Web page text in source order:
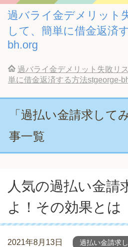
過バライ金デメリット
して、簡単に借金返済
bh.org
過バライ金デメリット失敗リ
単に借金返済する方法stgeorge-
「過払い金請求して
事一覧
人気の過払い金請
よ！その効果とは
2021年8月13日 過払い金請求